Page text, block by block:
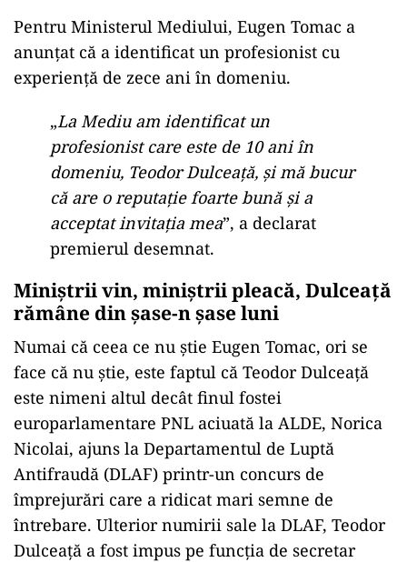
Pentru Ministerul Mediului, Eugen Tomac a
anunţat că a identificat un profesionist cu
experienţă de zece ani în domeniu.
„La Mediu am identificat un
profesionist care este de 10 ani în
domeniu, Teodor Dulceaţă, şi mă bucur
că are o reputaţie foarte bună şi a
acceptat invitaţia mea”, a declarat
premierul desemnat.
Miniștrii vin, miniștrii pleacă, Dulceață
rămâne din șase-n șase luni
Numai că ceea ce nu știe Eugen Tomac, ori se
face că nu știe, este faptul că Teodor Dulceață
este nimeni altul decât finul fostei
europarlamentare PNL aciuată la ALDE, Norica
Nicolai, ajuns la Departamentul de Luptă
Antifraudă (DLAF) printr-un concurs de
împrejurări care a ridicat mari semne de
întrebare. Ulterior numirii sale la DLAF, Teodor
Dulceață a fost impus pe funcția de secretar